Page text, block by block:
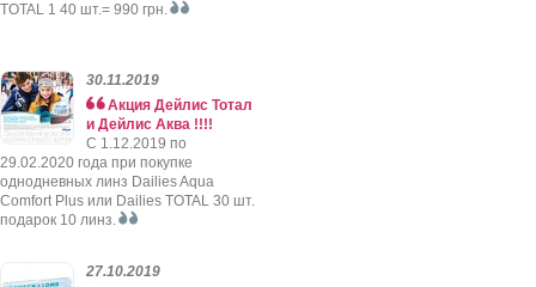
TOTAL 1 40 шт.= 990 грн.
30.11.2019
Акция Дейлис Тотал
и Дейлис Аква !!!!
C 1.12.2019 по
29.02.2020 года при покупке
однодневных линз Dailies Aqua
Comfort Plus или Dailies TOTAL 30 шт.
подарок 10 линз.
27.10.2019